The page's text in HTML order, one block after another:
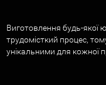
Виготовлення будь-якої
трудомісткий процес,
унікальними для кожної